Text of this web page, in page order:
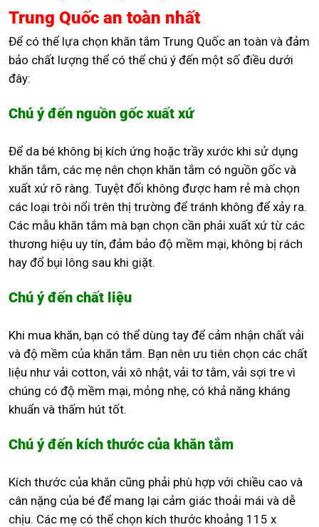
Trung Quốc an toàn nhất
Để có thể lựa chọn khăn tắm Trung Quốc an toàn và đảm
bảo chất lượng thể có thể chú ý đến một số điều dưới
đây:
Chú ý đến nguồn gốc xuất xứ
Để da bé không bị kích ứng hoặc trầy xước khi sử dụng
khăn tắm, các mẹ nên chọn khăn tắm có nguồn gốc và
xuất xứ rõ ràng. Tuyệt đối không được ham rẻ mà chọn
các loại trôi nổi trên thị trường để tránh không để xảy ra.
Các mẫu khăn tắm mà bạn chọn cần phải xuất xứ từ các
thương hiệu uy tín, đảm bảo độ mềm mại, không bị rách
hay đổ bụi lông sau khi giặt.
Chú ý đến chất liệu
Khi mua khăn, bạn có thể dùng tay để cảm nhận chất vải
và độ mềm của khăn tắm. Bạn nên ưu tiên chọn các chất
liệu như vải cotton, vải xô nhật, vải tơ tằm, vải sợi tre vì
chúng có độ mềm mại, mỏng nhẹ, có khả năng kháng
khuẩn và thấm hút tốt.
Chú ý đến kích thước của khăn tắm
Kích thước của khăn cũng phải phù hợp với chiều cao và
cân nặng của bé để mang lại cảm giác thoải mái và dễ
chịu. Các mẹ có thể chọn kích thước khoảng 115 x